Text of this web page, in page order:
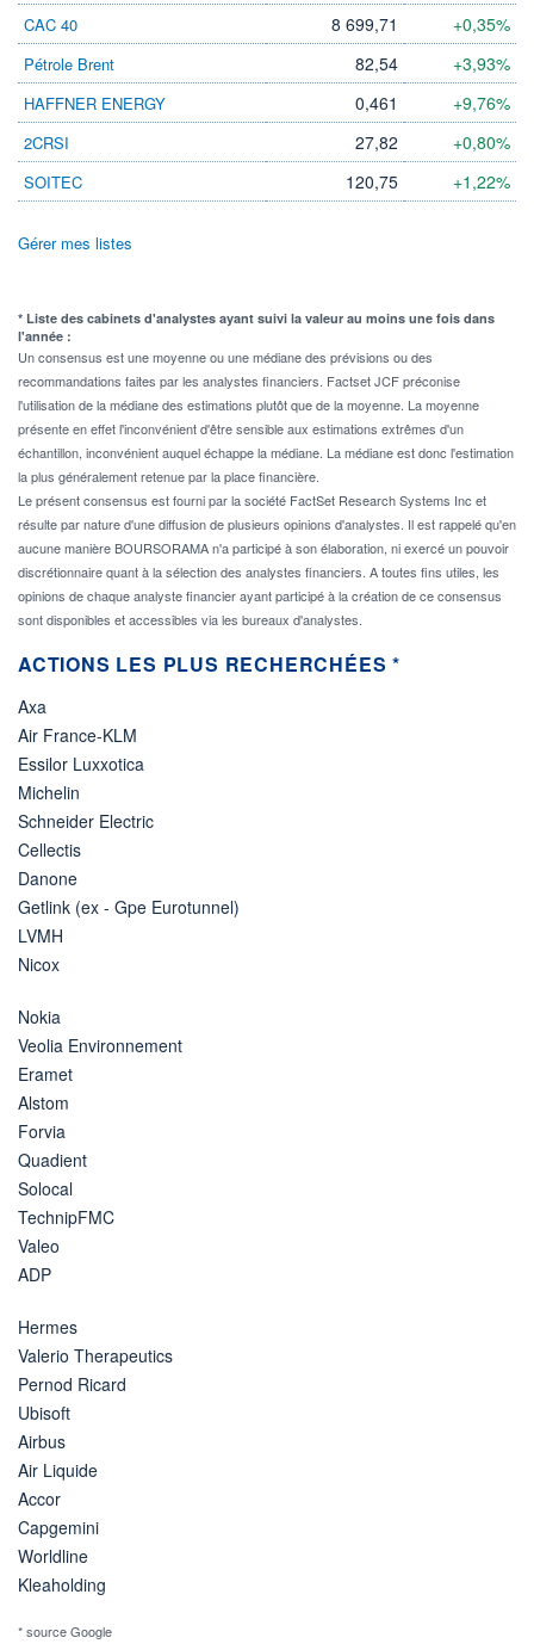
CAC 40 8 699,71 +0,35%
Pétrole Brent 82,54 +3,93%
HAFFNER ENERGY 0,461 +9,76%
2CRSI 27,82 +0,80%
SOITEC 120,75 +1,22%
Gérer mes listes
* Liste des cabinets d'analystes ayant suivi la valeur au moins une fois dans
l'année :
Un consensus est une moyenne ou une médiane des prévisions ou des
recommandations faites par les analystes financiers. Factset JCF préconise
l'utilisation de la médiane des estimations plutôt que de la moyenne. La moyenne
présente en effet l'inconvénient d'être sensible aux estimations extrêmes d'un
échantillon, inconvénient auquel échappe la médiane. La médiane est donc l'estimation
la plus généralement retenue par la place financière.
Le présent consensus est fourni par la société FactSet Research Systems Inc et
résulte par nature d'une diffusion de plusieurs opinions d'analystes. Il est rappelé qu'en
aucune manière BOURSORAMA n'a participé à son élaboration, ni exercé un pouvoir
discrétionnaire quant à la sélection des analystes financiers. A toutes fins utiles, les
opinions de chaque analyste financier ayant participé à la création de ce consensus
sont disponibles et accessibles via les bureaux d'analystes.
ACTIONS LES PLUS RECHERCHÉES *
Axa
Air France-KLM
Essilor Luxxotica
Michelin
Schneider Electric
Cellectis
Danone
Getlink (ex - Gpe Eurotunnel)
LVMH
Nicox
Nokia
Veolia Environnement
Eramet
Alstom
Forvia
Quadient
Solocal
TechnipFMC
Valeo
ADP
Hermes
Valerio Therapeutics
Pernod Ricard
Ubisoft
Airbus
Air Liquide
Accor
Capgemini
Worldline
Kleaholding
* source Google